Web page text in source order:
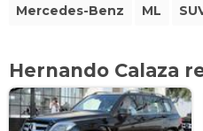
Mercedes-Benz ML
Hernando Calaza